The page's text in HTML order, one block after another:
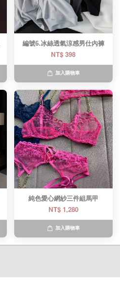
編號6.冰絲透氣涼感男仕內褲
NT$ 398
加入購物車
純色愛心網紗三件組馬甲
NT$ 1,280
加入購物車